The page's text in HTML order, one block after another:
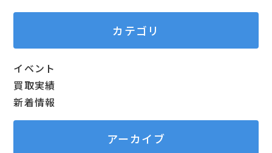
カテゴリ
イベント
買取実績
新着情報
アーカイブ